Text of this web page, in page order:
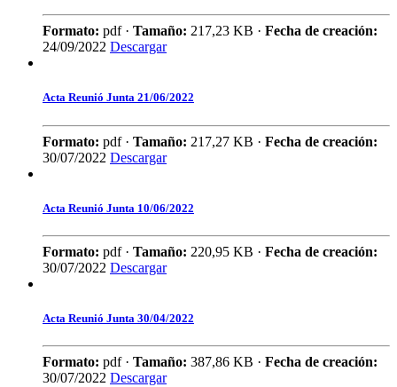
Formato: pdf · Tamaño: 217,23 KB · Fecha de creación:
24/09/2022 Descargar
Acta Reunió Junta 21/06/2022
Formato: pdf · Tamaño: 217,27 KB · Fecha de creación:
30/07/2022 Descargar
Acta Reunió Junta 10/06/2022
Formato: pdf · Tamaño: 220,95 KB · Fecha de creación:
30/07/2022 Descargar
Acta Reunió Junta 30/04/2022
Formato: pdf · Tamaño: 387,86 KB · Fecha de creación:
30/07/2022 Descargar